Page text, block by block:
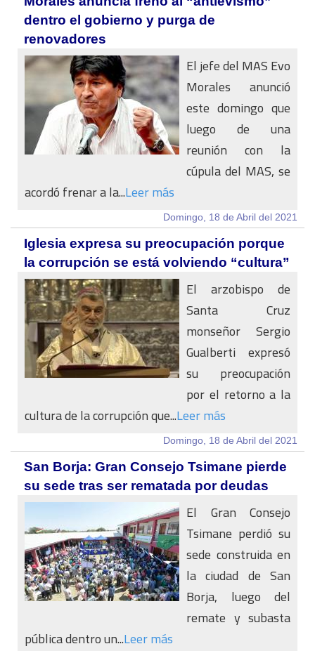
dentro el gobierno y purga de
renovadores
El jefe del MAS Evo
Morales anunció
este domingo que
luego de una
reunión con la
cúpula del MAS, se
acordó frenar a la...Leer más
Domingo, 18 de Abril del 2021
Iglesia expresa su preocupación porque
la corrupción se está volviendo “cultura”
El arzobispo de
Santa Cruz
monseñor Sergio
Gualberti expresó
su preocupación
por el retorno a la
cultura de la corrupción que...Leer más
Domingo, 18 de Abril del 2021
San Borja: Gran Consejo Tsimane pierde
su sede tras ser rematada por deudas
El Gran Consejo
Tsimane perdió su
sede construida en
la ciudad de San
Borja, luego del
remate y subasta
pública dentro un...Leer más